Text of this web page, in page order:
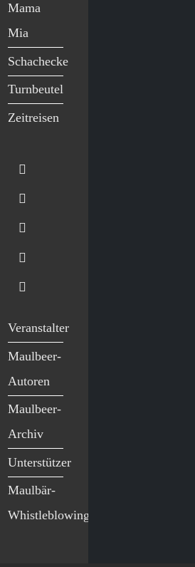
Mama
Mia
Schachecke
Turnbeutel
Zeitreisen
Veranstalter
Maulbeer-
Autoren
Maulbeer-
Archiv
Unterstützer
Maulbär-
Whistleblowing